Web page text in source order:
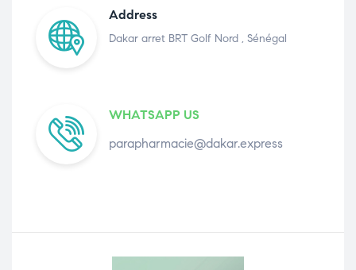
Address
Dakar arret BRT Golf Nord , Sénégal
WHATSAPP US
parapharmacie@dakar.express